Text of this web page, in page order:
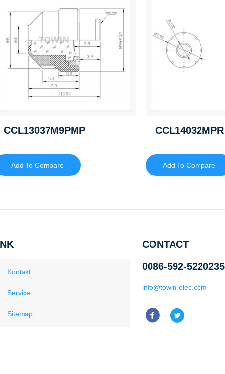
CCL13037M9PMP
Add To Compare
CCL14032MPR
Add To Compare
Kontakt
Service
Sitemap
CONTACT
0086-592-5220235
info@towin-elec.com